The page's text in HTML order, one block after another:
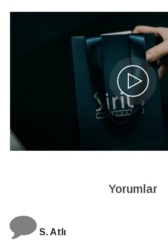
Yorumlar